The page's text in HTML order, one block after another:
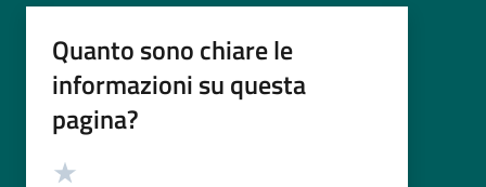
Quanto sono chiare le
informazioni su questa
pagina?
Valutazione